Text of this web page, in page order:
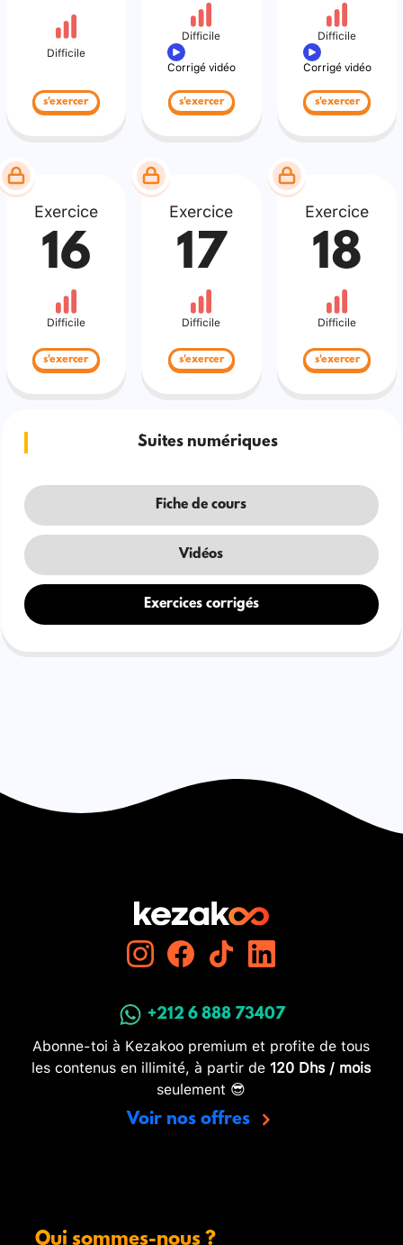
Difficile
s'exercer
Difficile
Corrigé vidéo
s'exercer
Difficile
Corrigé vidéo
s'exercer
Exercice
16
Difficile
s'exercer
Exercice
17
Difficile
s'exercer
Exercice
18
Difficile
s'exercer
Suites numériques
Fiche de cours
Vidéos
Exercices corrigés
+212 6 888 73407
Abonne-toi à Kezakoo premium et profite de tous
les contenus en illimité, à partir de 120 Dhs / mois
seulement 😎
Voir nos offres
Qui sommes-nous ?